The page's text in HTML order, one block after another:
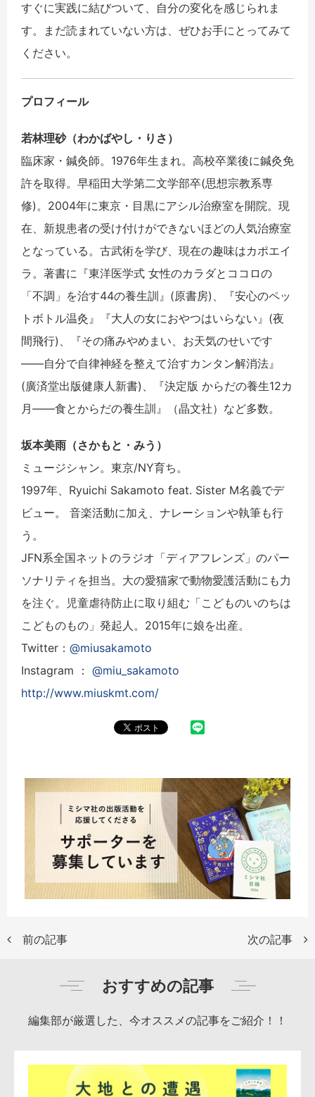
すぐに実践に結びついて、自分の変化を感じられま
す。まだ読まれていない方は、ぜひお手にとってみて
ください。
プロフィール
若林理砂（わかばやし・りさ）
臨床家・鍼灸師。1976年生まれ。高校卒業後に鍼灸免
許を取得。早稲田大学第二文学部卒(思想宗教系専
修)。2004年に東京・目黒にアシル治療室を開院。現
在、新規患者の受け付けができないほどの人気治療室
となっている。古武術を学び、現在の趣味はカポエイ
ラ。著書に『東洋医学式 女性のカラダとココロの
「不調」を治す44の養生訓』(原書房)、『安心のペッ
トボトル温灸』『大人の女におやつはいらない』(夜
間飛行)、『その痛みやめまい、お天気のせいです
――自分で自律神経を整えて治すカンタン解消法』
(廣済堂出版健康人新書)、『決定版 からだの養生12カ
月――食とからだの養生訓』（晶文社）など多数。
坂本美雨（さかもと・みう）
ミュージシャン。東京/NY育ち。
1997年、Ryuichi Sakamoto feat. Sister M名義でデ
ビュー。 音楽活動に加え、ナレーションや執筆も行
う。
JFN系全国ネットのラジオ「ディアフレンズ」のパー
ソナリティを担当。大の愛猫家で動物愛護活動にも力
を注ぐ。児童虐待防止に取り組む「こどものいのちは
こどものもの」発起人。2015年に娘を出産。
Twitter： @miusakamoto
Instagram ： @miu_sakamoto
http://www.miuskmt.com/
前の記事 次の記事
おすすめの記事
編集部が厳選した、今オススメの記事をご紹介！！